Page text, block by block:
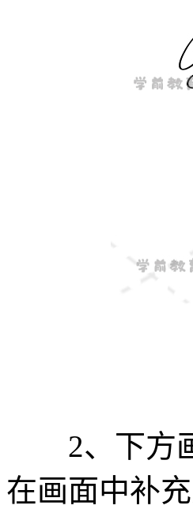
2、下方画
在画面中补